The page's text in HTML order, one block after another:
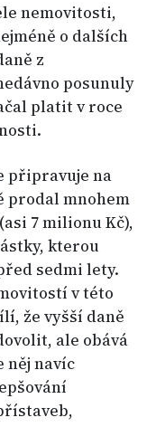
nemovitosti,
o dalších
z
posunuly
platit v roce
připravuje na
prodal mnohem
7 milionu Kč),
kterou
sedmi lety.
v této
že vyšší daně
ale obává
něj navíc